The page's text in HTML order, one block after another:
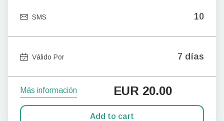
SMS 10
Válido Por 7 días
Más información EUR 20.00
Add to cart